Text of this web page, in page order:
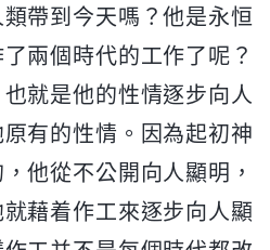
帶到今天嗎？他是永恒
兩個時代的工作了呢？
就是他的性情逐步向人
有的性情。因為起初神
他從不公開向人顯明，
藉着作工來逐步向人顯